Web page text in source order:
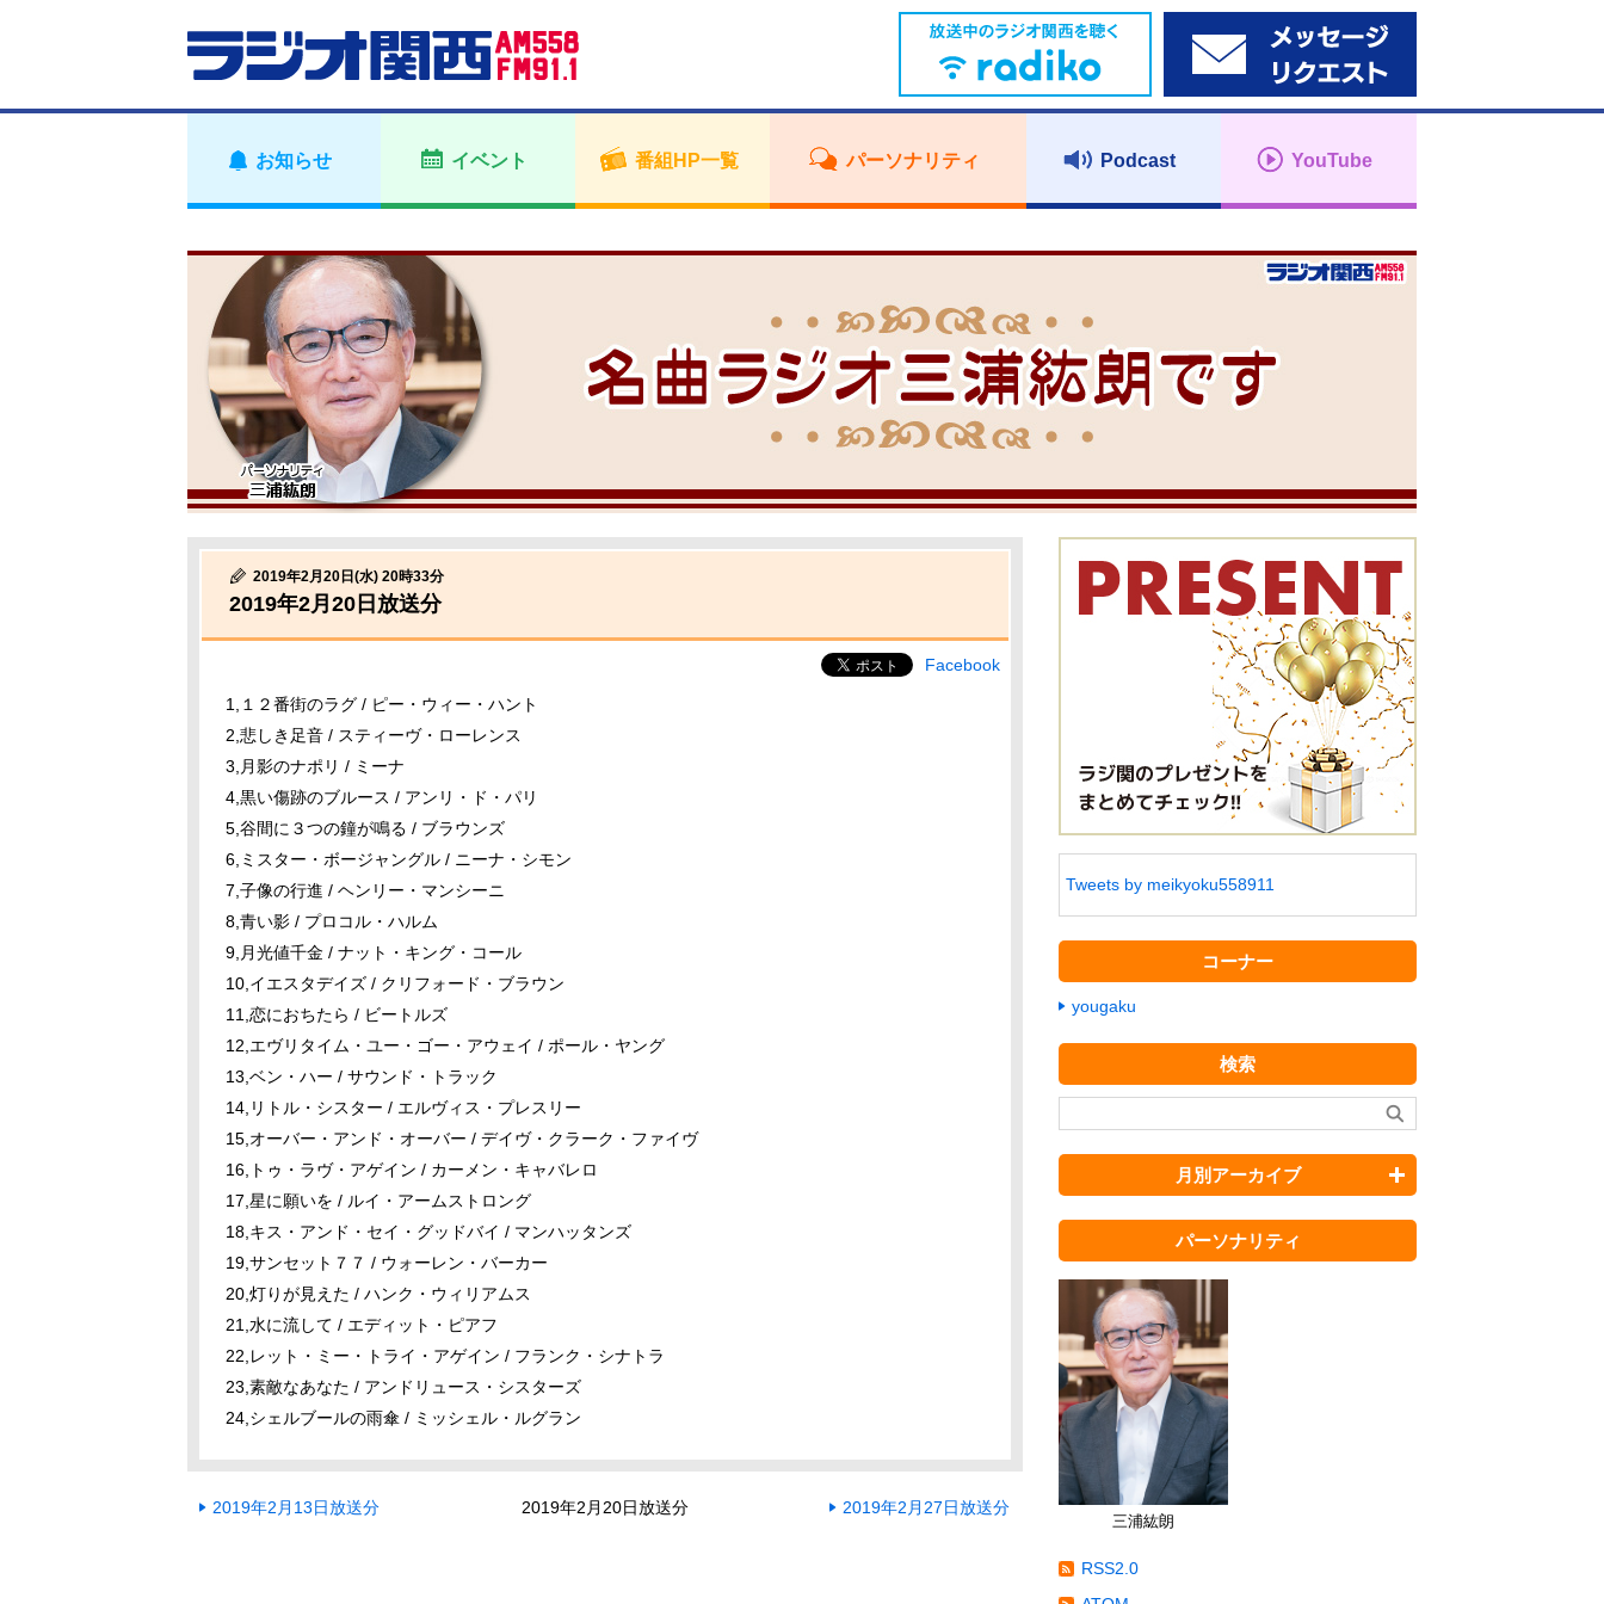
お知らせ イベント 番組HP一覧 パーソナリティ Podcast YouTube
2019年2月20日(水) 20時33分
2019年2月20日放送分
Facebook
1,１２番街のラグ / ピー・ウィー・ハント
2,悲しき足音 / スティーヴ・ローレンス
3,月影のナポリ / ミーナ
4,黒い傷跡のブルース / アンリ・ド・パリ
5,谷間に３つの鐘が鳴る / ブラウンズ
6,ミスター・ボージャングル / ニーナ・シモン
7,子像の行進 / ヘンリー・マンシーニ
8,青い影 / プロコル・ハルム
9,月光値千金 / ナット・キング・コール
10,イエスタデイズ / クリフォード・ブラウン
11,恋におちたら / ビートルズ
12,エヴリタイム・ユー・ゴー・アウェイ / ポール・ヤング
13,ベン・ハー / サウンド・トラック
14,リトル・シスター / エルヴィス・プレスリー
15,オーバー・アンド・オーバー / デイヴ・クラーク・ファイヴ
16,トゥ・ラヴ・アゲイン / カーメン・キャバレロ
17,星に願いを / ルイ・アームストロング
18,キス・アンド・セイ・グッドバイ / マンハッタンズ
19,サンセット７７ / ウォーレン・バーカー
20,灯りが見えた / ハンク・ウィリアムス
21,水に流して / エディット・ピアフ
22,レット・ミー・トライ・アゲイン / フランク・シナトラ
23,素敵なあなた / アンドリュース・シスターズ
24,シェルブールの雨傘 / ミッシェル・ルグラン
2019年2月13日放送分 2019年2月20日放送分 2019年2月27日放送分
Tweets by meikyoku558911
コーナー
yougaku
検索
月別アーカイブ
パーソナリティ
三浦紘朗
RSS2.0